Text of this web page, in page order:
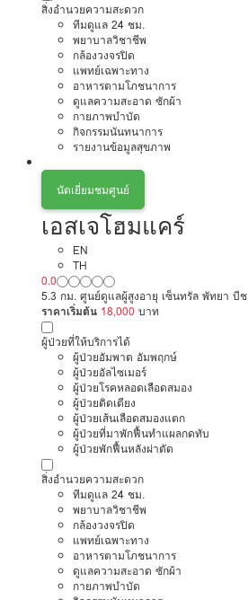
สิ่งอำนวยความสะดวก
ทีมดูแล 24 ชม.
พยาบาลวิชาชีพ
กล้องวงจรปิด
แพทย์เฉพาะทาง
อาหารตามโภชนาการ
ดูแลความสะอาด ซักผ้า
กายภาพบำบัด
กิจกรรมนันทนาการ
รายงานข้อมูลสุขภาพ
นัดเยี่ยมชมศูนย์
เอสเจโฮมแคร์
EN
TH
0.0
5.3 กม. ศูนย์ดูแลผู้สูงอายุ เซ็นทรัล พัทยา บีช
ราคาเริ่มต้น 18,000 บาท
ผู้ป่วยที่ให้บริการได้
ผู้ป่วยอัมพาต อัมพฤกษ์
ผู้ป่วยอัลไซเมอร์
ผู้ป่วยโรคหลอดเลือดสมอง
ผู้ป่วยติดเตียง
ผู้ป่วยเส้นเลือดสมองแตก
ผู้ป่วยที่มาพักฟื้นทำแผลกดทับ
ผู้ป่วยพักฟื้นหลังผ่าตัด
สิ่งอำนวยความสะดวก
ทีมดูแล 24 ชม.
พยาบาลวิชาชีพ
กล้องวงจรปิด
แพทย์เฉพาะทาง
อาหารตามโภชนาการ
ดูแลความสะอาด ซักผ้า
กายภาพบำบัด